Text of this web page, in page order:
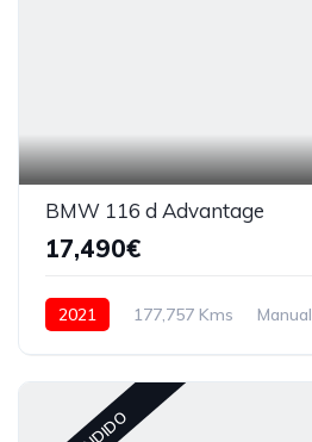
BMW 116 d Advantage
17,490€
2021 177,757 Kms Manual